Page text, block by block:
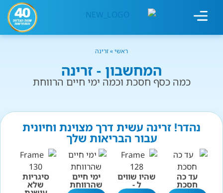
ראשי»זרינה
המחשבון - זרינה
כמה כסף חסכת וכמה ימי חיים הרווחת
נהדר! זרינה עשית דרך מצוינת וחיונית
עבור הבריאות שלך
עד כה
חסכת
שהיו שווים
ל -
ימי חיים
שהרווחת
סיגריות
שלא